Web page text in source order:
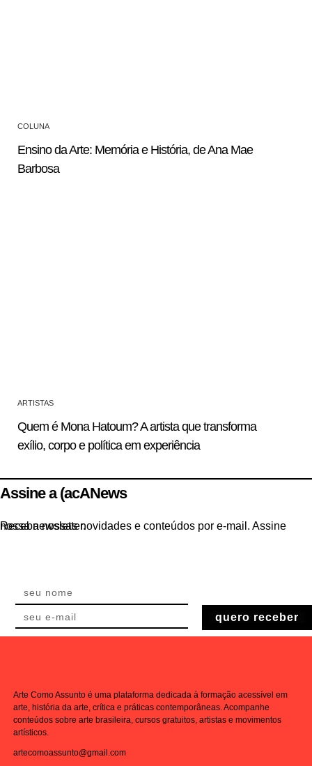
COLUNA
Ensino da Arte: Memória e História, de Ana Mae
Barbosa
ARTISTAS
Quem é Mona Hatoum? A artista que transforma
exílio, corpo e política em experiência
Assine a (acANews
Receba nossas novidades e conteúdos por e-mail. Assine nossa newsletter.
quero receber
Arte Como Assunto é uma plataforma dedicada à formação acessível em
arte, história da arte, crítica e práticas contemporâneas. Acompanhe
conteúdos sobre arte brasileira, cursos gratuitos, artistas e movimentos
artísticos.
artecomoassunto@gmail.com